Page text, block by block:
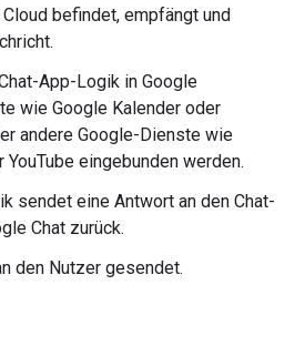
befindet, empfängt und
App-Logik in Google
wie Google Kalender oder
andere Google-Dienste wie
eingebunden werden.
sendet eine Antwort an den Chat-
Chat zurück.
den Nutzer gesendet.